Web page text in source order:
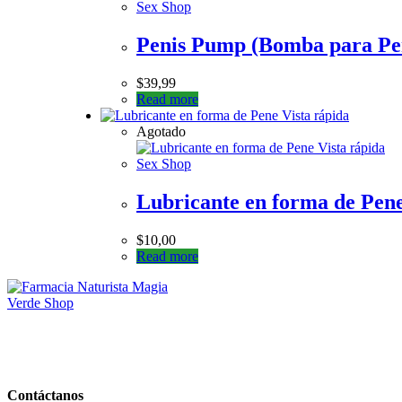
Sex Shop
Penis Pump (Bomba para
$39,99
Read more
Vista rápida
Agotado
Vista rápida
Sex Shop
Lubricante en forma de
$10,00
Read more
Contáctanos